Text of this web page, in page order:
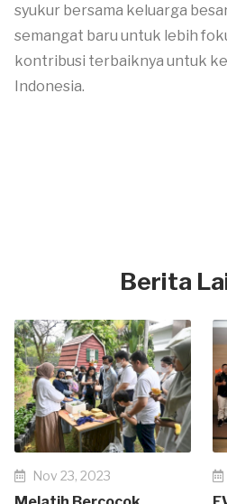
syukur bersama keluarga
semangat baru untuk lebih
kontribusi terbaiknya untuk
Indonesia.
Berita
Nov 23, 2023